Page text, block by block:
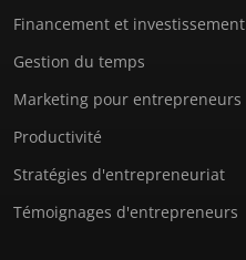
Financement et investissement
Gestion du temps
Marketing pour entrepreneurs
Productivité
Stratégies d'entrepreneuriat
Témoignages d'entrepreneurs